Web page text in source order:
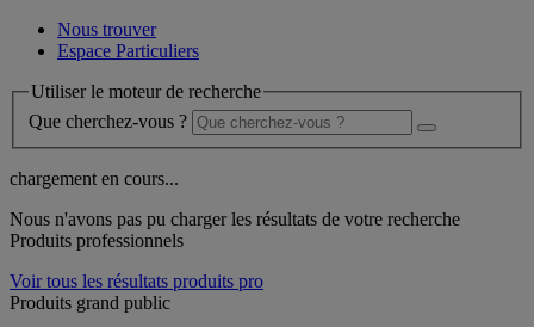
Nous trouver
Espace Particuliers
Utiliser le moteur de recherche
Que cherchez-vous ?
chargement en cours...
Nous n'avons pas pu charger les résultats de votre recherche
Produits professionnels
Voir tous les résultats produits pro
Produits grand public